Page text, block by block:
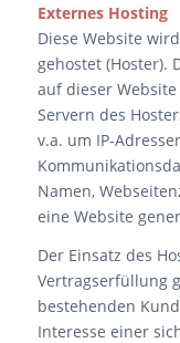
Externes Hosting
Diese Website
gehostet (Hoster).
auf dieser
Servern des
v.a. um IP-
Namen,
eine Website
Der Einsatz des
Vertragserfüllung
bestehenden
Interesse einer